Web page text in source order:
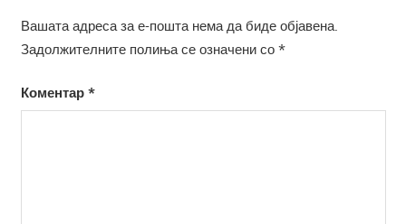
Вашата адреса за е-пошта нема да биде објавена.
Задолжителните полиња се означени со *
Коментар *